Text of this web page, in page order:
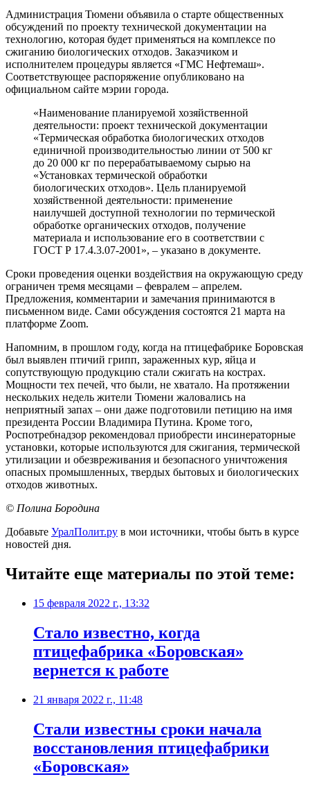
Администрация Тюмени объявила о старте общественных
обсуждений по проекту технической документации на
технологию, которая будет применяться на комплексе по
сжиганию биологических отходов. Заказчиком и
исполнителем процедуры является «ГМС Нефтемаш».
Соответствующее распоряжение опубликовано на
официальном сайте мэрии города.
«Наименование планируемой хозяйственной
деятельности: проект технической документации
«Термическая обработка биологических отходов
единичной производительностью линии от 500 кг
до 20 000 кг по перерабатываемому сырью на
«Установках термической обработки
биологических отходов». Цель планируемой
хозяйственной деятельности: применение
наилучшей доступной технологии по термической
обработке органических отходов, получение
материала и использование его в соответствии с
ГОСТ Р 17.4.3.07-2001», – указано в документе.
Сроки проведения оценки воздействия на окружающую среду
ограничен тремя месяцами – февралем – апрелем.
Предложения, комментарии и замечания принимаются в
письменном виде. Сами обсуждения состоятся 21 марта на
платформе Zoom.
Напомним, в прошлом году, когда на птицефабрике Боровская
был выявлен птичий грипп, зараженных кур, яйца и
сопутствующую продукцию стали сжигать на кострах.
Мощности тех печей, что были, не хватало. На протяжении
нескольких недель жители Тюмени жаловались на
неприятный запах – они даже подготовили петицию на имя
президента России Владимира Путина. Кроме того,
Роспотребнадзор рекомендовал приобрести инсинераторные
установки, которые используются для сжигания, термической
утилизации и обезвреживания и безопасного уничтожения
опасных промышленных, твердых бытовых и биологических
отходов животных.
© Полина Бородина
Добавьте УралПолит.ру в мои источники, чтобы быть в курсе
новостей дня.
Читайте еще материалы по этой теме:
15 февраля 2022 г., 13:32
​Стало известно, когда
птицефабрика «Боровская»
вернется к работе
21 января 2022 г., 11:48
Стали известны сроки начала
восстановления птицефабрики
«Боровская»